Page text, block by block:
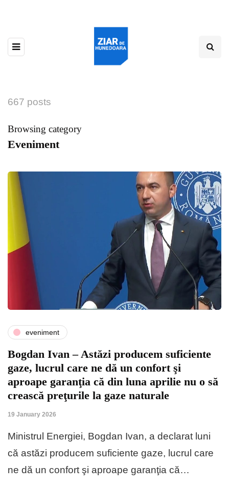
667 posts
Browsing category
Eveniment
eveniment
Bogdan Ivan – Astăzi producem suficiente
gaze, lucrul care ne dă un confort şi
aproape garanţia că din luna aprilie nu o să
crească preţurile la gaze naturale
19 January 2026
Ministrul Energiei, Bogdan Ivan, a declarat luni
că astăzi producem suficiente gaze, lucrul care
ne dă un confort şi aproape garanţia că…